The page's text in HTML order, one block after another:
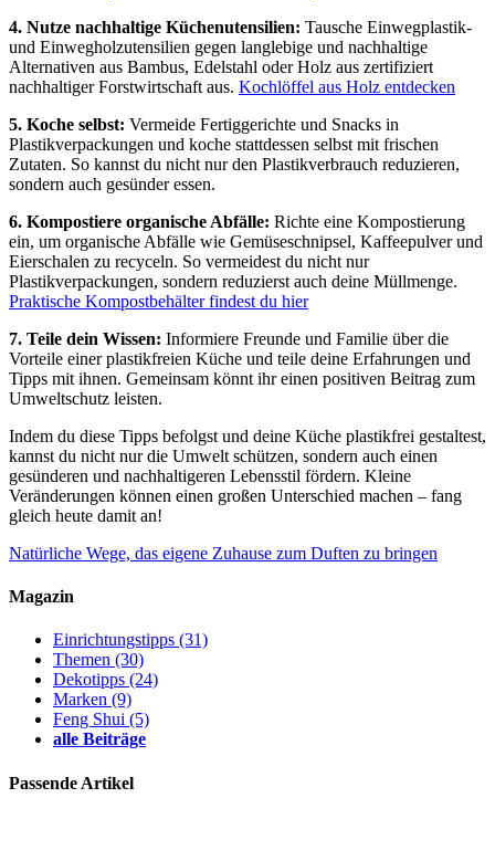
4. Nutze nachhaltige Küchenutensilien: Tausche Einwegplastik-
und Einwegholzutensilien gegen langlebige und nachhaltige
Alternativen aus Bambus, Edelstahl oder Holz aus zertifiziert
nachhaltiger Forstwirtschaft aus. Kochlöffel aus Holz entdecken
5. Koche selbst: Vermeide Fertiggerichte und Snacks in
Plastikverpackungen und koche stattdessen selbst mit frischen
Zutaten. So kannst du nicht nur den Plastikverbrauch reduzieren,
sondern auch gesünder essen.
6. Kompostiere organische Abfälle: Richte eine Kompostierung
ein, um organische Abfälle wie Gemüseschnipsel, Kaffeepulver und
Eierschalen zu recyceln. So vermeidest du nicht nur
Plastikverpackungen, sondern reduzierst auch deine Müllmenge.
Praktische Kompostbehälter findest du hier
7. Teile dein Wissen: Informiere Freunde und Familie über die
Vorteile einer plastikfreien Küche und teile deine Erfahrungen und
Tipps mit ihnen. Gemeinsam könnt ihr einen positiven Beitrag zum
Umweltschutz leisten.
Indem du diese Tipps befolgst und deine Küche plastikfrei gestaltest,
kannst du nicht nur die Umwelt schützen, sondern auch einen
gesünderen und nachhaltigeren Lebensstil fördern. Kleine
Veränderungen können einen großen Unterschied machen – fang
gleich heute damit an!
Natürliche Wege, das eigene Zuhause zum Duften zu bringen
Magazin
Einrichtungstipps (31)
Themen (30)
Dekotipps (24)
Marken (9)
Feng Shui (5)
alle Beiträge
Passende Artikel